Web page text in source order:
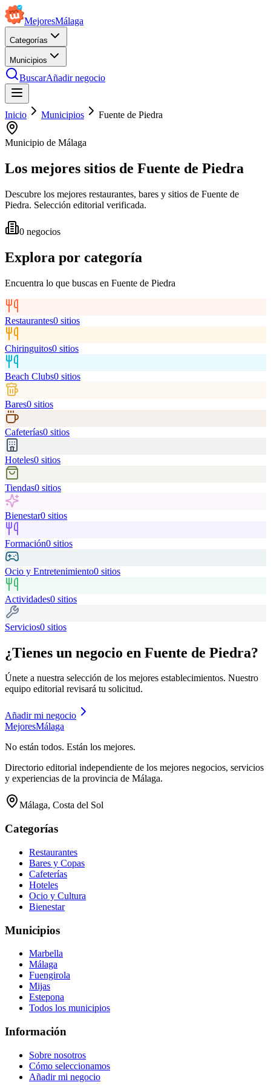
MejoresMálaga
Categorías
Municipios
BuscarAñadir negocio
Inicio Municipios Fuente de Piedra
Municipio de Málaga
Los mejores sitios de Fuente de Piedra
Descubre los mejores restaurantes, bares y sitios de Fuente de
Piedra. Selección editorial verificada.
0 negocios
Explora por categoría
Encuentra lo que buscas en Fuente de Piedra
Restaurantes0 sitios
Chiringuitos0 sitios
Beach Clubs0 sitios
Bares0 sitios
Cafeterías0 sitios
Hoteles0 sitios
Tiendas0 sitios
Bienestar0 sitios
Formación0 sitios
Ocio y Entretenimiento0 sitios
Actividades0 sitios
Servicios0 sitios
¿Tienes un negocio en Fuente de Piedra?
Únete a nuestra selección de los mejores establecimientos. Nuestro
equipo editorial revisará tu solicitud.
Añadir mi negocio
MejoresMálaga
No están todos. Están los mejores.
Directorio editorial independiente de los mejores negocios, servicios
y experiencias de la provincia de Málaga.
Málaga, Costa del Sol
Categorías
Restaurantes
Bares y Copas
Cafeterías
Hoteles
Ocio y Cultura
Bienestar
Municipios
Marbella
Málaga
Fuengirola
Mijas
Estepona
Todos los municipios
Información
Sobre nosotros
Cómo seleccionamos
Añadir mi negocio